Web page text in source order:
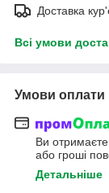
Доставка
Всі умови
Умови оплати
Ви
або гроші
Детальніше